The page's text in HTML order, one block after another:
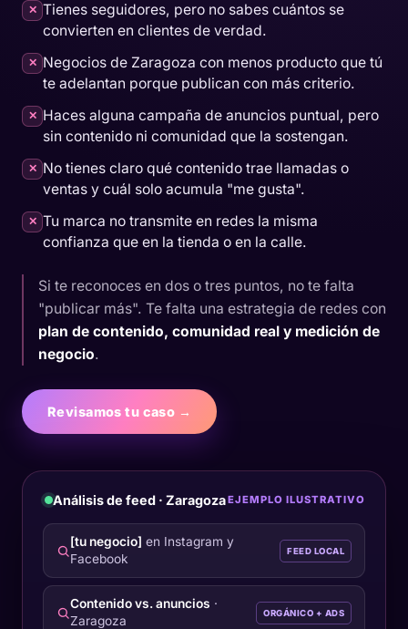
✕ Tienes seguidores, pero no sabes cuántos se
convierten en clientes de verdad.
✕ Negocios de Zaragoza con menos producto que tú
te adelantan porque publican con más criterio.
✕ Haces alguna campaña de anuncios puntual, pero
sin contenido ni comunidad que la sostengan.
✕ No tienes claro qué contenido trae llamadas o
ventas y cuál solo acumula "me gusta".
✕ Tu marca no transmite en redes la misma
confianza que en la tienda o en la calle.
Si te reconoces en dos o tres puntos, no te falta
"publicar más". Te falta una estrategia de redes con
plan de contenido, comunidad real y medición de
negocio.
Revisamos tu caso →
Análisis de feed · ZaragozaEJEMPLO ILUSTRATIVO
[tu negocio] en Instagram y
Facebook
FEED LOCAL
Contenido vs. anuncios ·
Zaragoza
ORGÁNICO + ADS